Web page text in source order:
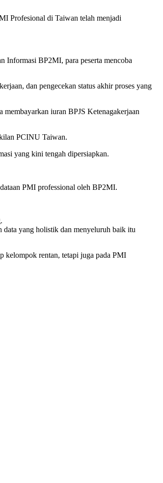
Profesional di Taiwan telah menjadi
Informasi BP2MI, para peserta mencoba
dan pengecekan status akhir proses yang
iuran BPJS Ketenagakerjaan
PCINU Taiwan.
yang kini tengah dipersiapkan.
PMI professional oleh BP2MI.
yang holistik dan menyeluruh baik itu
kelompok rentan, tetapi juga pada PMI